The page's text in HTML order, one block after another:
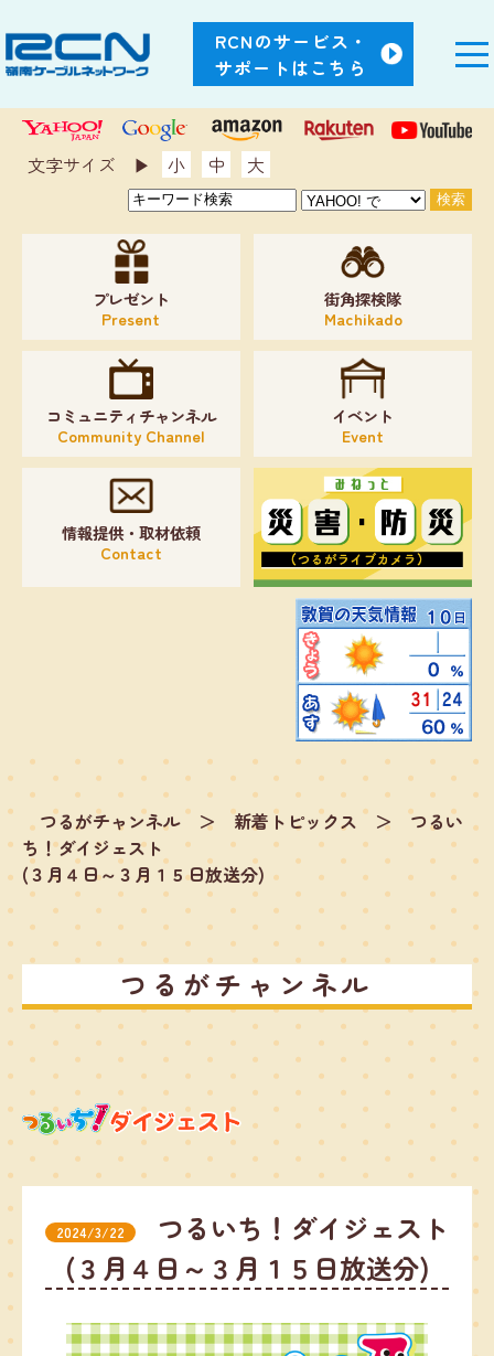
RCNのサービス・
サポートはこちら
文字サイズ ▶︎ 小 中 大
プレゼント
Present
街角探検隊
Machikado
コミュニティチャンネル
Community Channel
イベント
Event
情報提供・取材依頼
Contact
つるがチャンネル ＞ 新着トピックス ＞
つるい
ち！ダイジェスト
(３月４日～３月１５日放送分)
つるがチャンネル
2024/3/22
つるいち！ダイジェスト
(３月４日～３月１５日放送分)